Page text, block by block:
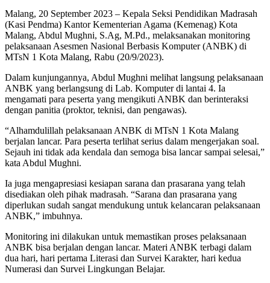
Malang, 20 September 2023 – Kepala Seksi Pendidikan Madrasah
(Kasi Pendma) Kantor Kementerian Agama (Kemenag) Kota
Malang, Abdul Mughni, S.Ag, M.Pd., melaksanakan monitoring
pelaksanaan Asesmen Nasional Berbasis Komputer (ANBK) di
MTsN 1 Kota Malang, Rabu (20/9/2023).
Dalam kunjungannya, Abdul Mughni melihat langsung pelaksanaan
ANBK yang berlangsung di Lab. Komputer di lantai 4. Ia
mengamati para peserta yang mengikuti ANBK dan berinteraksi
dengan panitia (proktor, teknisi, dan pengawas).
“Alhamdulillah pelaksanaan ANBK di MTsN 1 Kota Malang
berjalan lancar. Para peserta terlihat serius dalam mengerjakan soal.
Sejauh ini tidak ada kendala dan semoga bisa lancar sampai selesai,”
kata Abdul Mughni.
Ia juga mengapresiasi kesiapan sarana dan prasarana yang telah
disediakan oleh pihak madrasah. “Sarana dan prasarana yang
diperlukan sudah sangat mendukung untuk kelancaran pelaksanaan
ANBK,” imbuhnya.
Monitoring ini dilakukan untuk memastikan proses pelaksanaan
ANBK bisa berjalan dengan lancar. Materi ANBK terbagi dalam
dua hari, hari pertama Literasi dan Survei Karakter, hari kedua
Numerasi dan Survei Lingkungan Belajar.